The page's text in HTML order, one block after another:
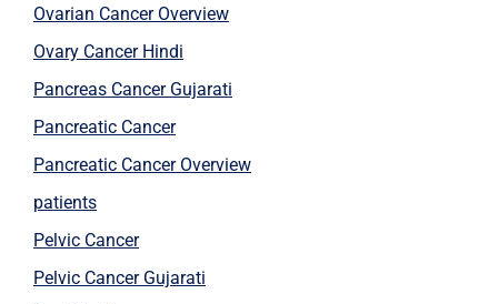
Ovarian Cancer Overview
Ovary Cancer Hindi
Pancreas Cancer Gujarati
Pancreatic Cancer
Pancreatic Cancer Overview
patients
Pelvic Cancer
Pelvic Cancer Gujarati